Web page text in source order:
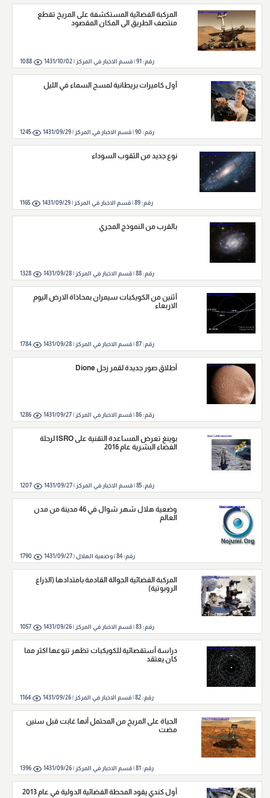
المركبة الفضائية المستكشفة على المريخ تقطع
منتصف الطريق الى المكان المقصود
رقم: 91
|قسم الاخبار في المركز |1431/10/02
1088
أول كاميرات بريطانية لمسح السماء في الليل
رقم: 90
|قسم الاخبار في المركز |1431/09/29
1245
نوع جديد من الثقوب السوداء
رقم:89
|قسم الاخبار في المركز |1431/09/29
1165
بالقرب من النموذج المجري
رقم:88
|قسم الاخبار في المركز |1431/09/28
1328
أثنين من الكويكبات سيمران بمحاذاة الارض اليوم
الاربعاء
رقم:87
|قسم الاخبار في المركز |1431/09/28
1784
أطلاق صور جديدة لقمر زحل Dione
رقم:86
|قسم الاخبار في المركز |1431/09/27
1286
بوينغ تعرض المساعدة التقنية على ISRO لرحلة
الفضاء البشرية عام 2016
رقم:85
|قسم الاخبار في المركز |1431/09/27
1207
وضعية هلال شهر شوال في 46 مدينة من مدن
العالم
رقم:84
|وضعية الهلال |1431/09/27
1790
المركبة الفضائية الجوالة القادمة بامتدادها (الذراع
الروبوتية)
رقم:83
|قسم الاخبار في المركز |1431/09/26
1057
دراسة أستقصائية للكويكبات تظهر تنوعها اكثر مما
كان يعتقد
رقم:82
|قسم الاخبار في المركز |1431/09/26
1164
الحياة على المريخ من المحتمل أنها غابت قبل سنين
مضت
رقم: 81
|قسم الاخبار في المركز |1431/09/26
1396
أول كندي يقود المحطة الفضائية الدولية في عام 2013